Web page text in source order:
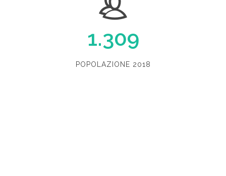
1.309
POPOLAZIONE 2018